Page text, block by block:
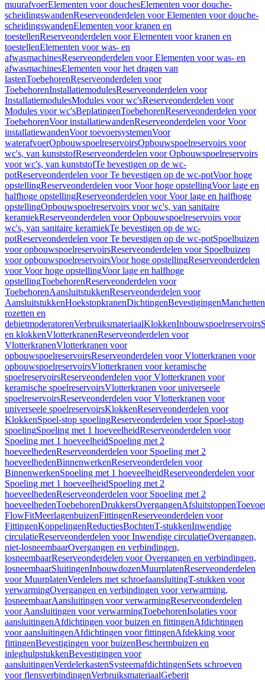
muurafvoerElementen voor douchesElementen voor douche-
scheidingswandenReserveonderdelen voor Elementen voor douche-
scheidingswandenElementen voor kranen en
toestellenReserveonderdelen voor Elementen voor kranen en
toestellenElementen voor was- en
afwasmachinesReserveonderdelen voor Elementen voor was- en
afwasmachinesElementen voor het dragen van
lastenToebehorenReserveonderdelen voor
ToebehorenInstallatiemodulesReserveonderdelen voor
InstallatiemodulesModules voor wc'sReserveonderdelen voor
Modules voor wc'sBeplatingenToebehorenReserveonderdelen voor
ToebehorenVoor installatiewandenReserveonderdelen voor Voor
installatiewandenVoor toevoersystemenVoor
waterafvoerOpbouwspoelreservoirsOpbouwspoelreservoirs voor
wc's, van kunststofReserveonderdelen voor Opbouwspoelreservoirs
voor wc's, van kunststofTe bevestigen op de wc-
potReserveonderdelen voor Te bevestigen op de wc-potVoor hoge
opstellingReserveonderdelen voor Voor hoge opstellingVoor lage en
halfhoge opstellingReserveonderdelen voor Voor lage en halfhoge
opstellingOpbouwspoelreservoirs voor wc's, van sanitaire
keramiekReserveonderdelen voor Opbouwspoelreservoirs voor
wc's, van sanitaire keramiekTe bevestigen op de wc-
potReserveonderdelen voor Te bevestigen op de wc-potSpoelbuizen
voor opbouwspoelreservoirsReserveonderdelen voor Spoelbuizen
voor opbouwspoelreservoirsVoor hoge opstellingReserveonderdelen
voor Voor hoge opstellingVoor lage en halfhoge
opstellingToebehorenReserveonderdelen voor
ToebehorenAansluitstukkenReserveonderdelen voor
AansluitstukkenHoekstopkranenDichtingenBevestigingenManchetten
rozetten en
debietmoderatorenVerbruiksmateriaalKlokkenInbouwspoelreservoirs
en klokkenVlotterkranenReserveonderdelen voor
VlotterkranenVlotterkranen voor
opbouwspoelreservoirsReserveonderdelen voor Vlotterkranen voor
opbouwspoelreservoirsVlotterkranen voor keramische
spoelreservoirsReserveonderdelen voor Vlotterkranen voor
keramische spoelreservoirsVlotterkranen voor universeele
spoelreservoirsReserveonderdelen voor Vlotterkranen voor
universeele spoelreservoirsKlokkenReserveonderdelen voor
KlokkenSpoel-stop spoelingReserveonderdelen voor Spoel-stop
spoelingSpoeling met 1 hoeveelheidReserveonderdelen voor
Spoeling met 1 hoeveelheidSpoeling met 2
hoeveelhedenReserveonderdelen voor Spoeling met 2
hoeveelhedenBinnenwerkenReserveonderdelen voor
BinnenwerkenSpoeling met 1 hoeveelheidReserveonderdelen voor
Spoeling met 1 hoeveelheidSpoeling met 2
hoeveelhedenReserveonderdelen voor Spoeling met 2
hoeveelhedenToebehorenDrukkersOvergangenAfsluitstoppen
FlowFitMeerlagenbuizenFittingenReserveonderdelen voor
FittingenKoppelingenReductiesBochtenT-stukkenInwendige
circulatieReserveonderdelen voor Inwendige circulatieOvergangen,
niet-losneembaarOvergangen en verbindingen,
losneembaarReserveonderdelen voor Overgangen en verbindingen,
losneembaarSluitingenInbouwdozenMuurplatenReserveonderdelen
voor MuurplatenVerdelers met schroefaansluitingT-stukken voor
verwarmingOvergangen en verbindingen voor verwarming,
losneembaarAansluitingen voor verwarmingReserveonderdelen
voor Aansluitingen voor verwarmingToebehorenIsolaties voor
aansluitingenAfdichtingen voor buizen en fittingenAfdichtingen
voor aansluitingenAfdichtingen voor fittingenAfdekking voor
fittingenBevestigingen voor buizenBeschermbuizen en
inleghulpstukkenBevestigingen voor
aansluitingenVerdelerkastenSysteemafdichtingenSets schroeven
voor flensverbindingenVerbruiksmateriaalGeberit